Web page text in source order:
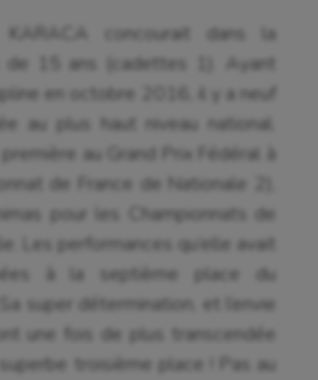
KARACA concourait dans la
de 15 ans (cadettes 1). Ayant
en octobre 2016, il y a neuf
au plus haut niveau national.
au Grand Prix Fédéral à
de France de Nationale 2),
pour les Championnats de
Les performances qu’elle avait
à la septième place du
super détermination, et l’envie
une fois de plus transcendée
troisième place ! Pas au